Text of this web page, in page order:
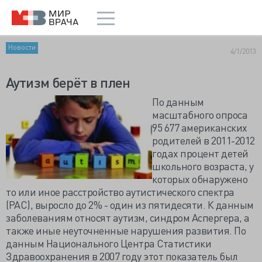
Новости 4/1/2013
Аутизм берёт в плен
По данным
масштабного опроса
95 677 американских
родителей в 2011-2012
годах процент детей
школьного возраста, у
которых обнаружено
то или иное расстройство аутистического спектра
(РАС), выросло до 2% - один из пятидесяти. К данным
заболеваниям относят аутизм, синдром Аспергера, а
также иные неуточненные нарушения развития. По
данным Национального Центра Статистики
Здравоохранения в 2007 году этот показатель был